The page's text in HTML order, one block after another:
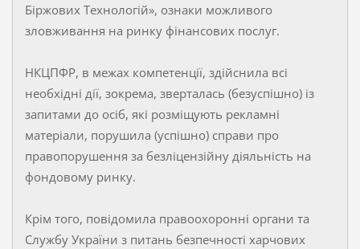
Біржових Технологій», ознаки можливого
зловживання на ринку фінансових послуг.
НКЦПФР, в межах компетенції, здійснила всі
необхідні дії, зокрема, зверталась (безуспішно) із
запитами до осіб, які розміщують рекламні
матеріали, порушила (успішно) справи про
правопорушення за безліцензійну діяльність на
фондовому ринку.
Крім того, повідомила правоохоронні органи та
Службу України з питань безпечності харчових